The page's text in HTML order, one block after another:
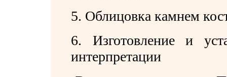
5. Облицовка камнем
6. Изготовление и
интерпретации